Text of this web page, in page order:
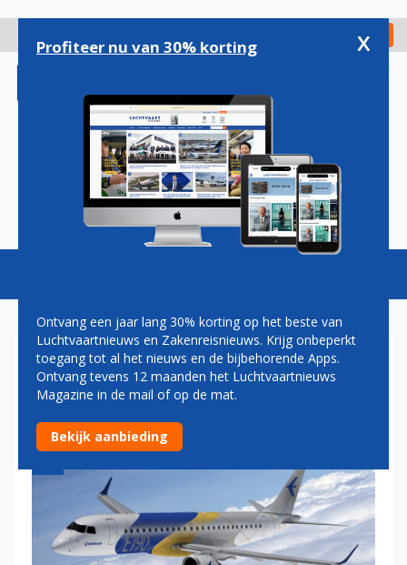
gaan
Check in
Magazine Podcasts Vacatures
EMBRAER HEEFT NIEUWE
TOPMAN IN BEELD
Profiteer nu van 30% korting x
Ontvang een jaar lang 30% korting op het beste van
Luchtvaartnieuws en Zakenreisnieuws. Krijg onbeperkt
toegang tot al het nieuws en de bijbehorende Apps.
Ontvang tevens 12 maanden het Luchtvaartnieuws
Magazine in de mail of op de mat.
Bekijk aanbieding